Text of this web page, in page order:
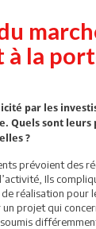
la
par les
Quels sont leurs
?
prévoient des
Ils
réalisation pour
projet qui
différemment